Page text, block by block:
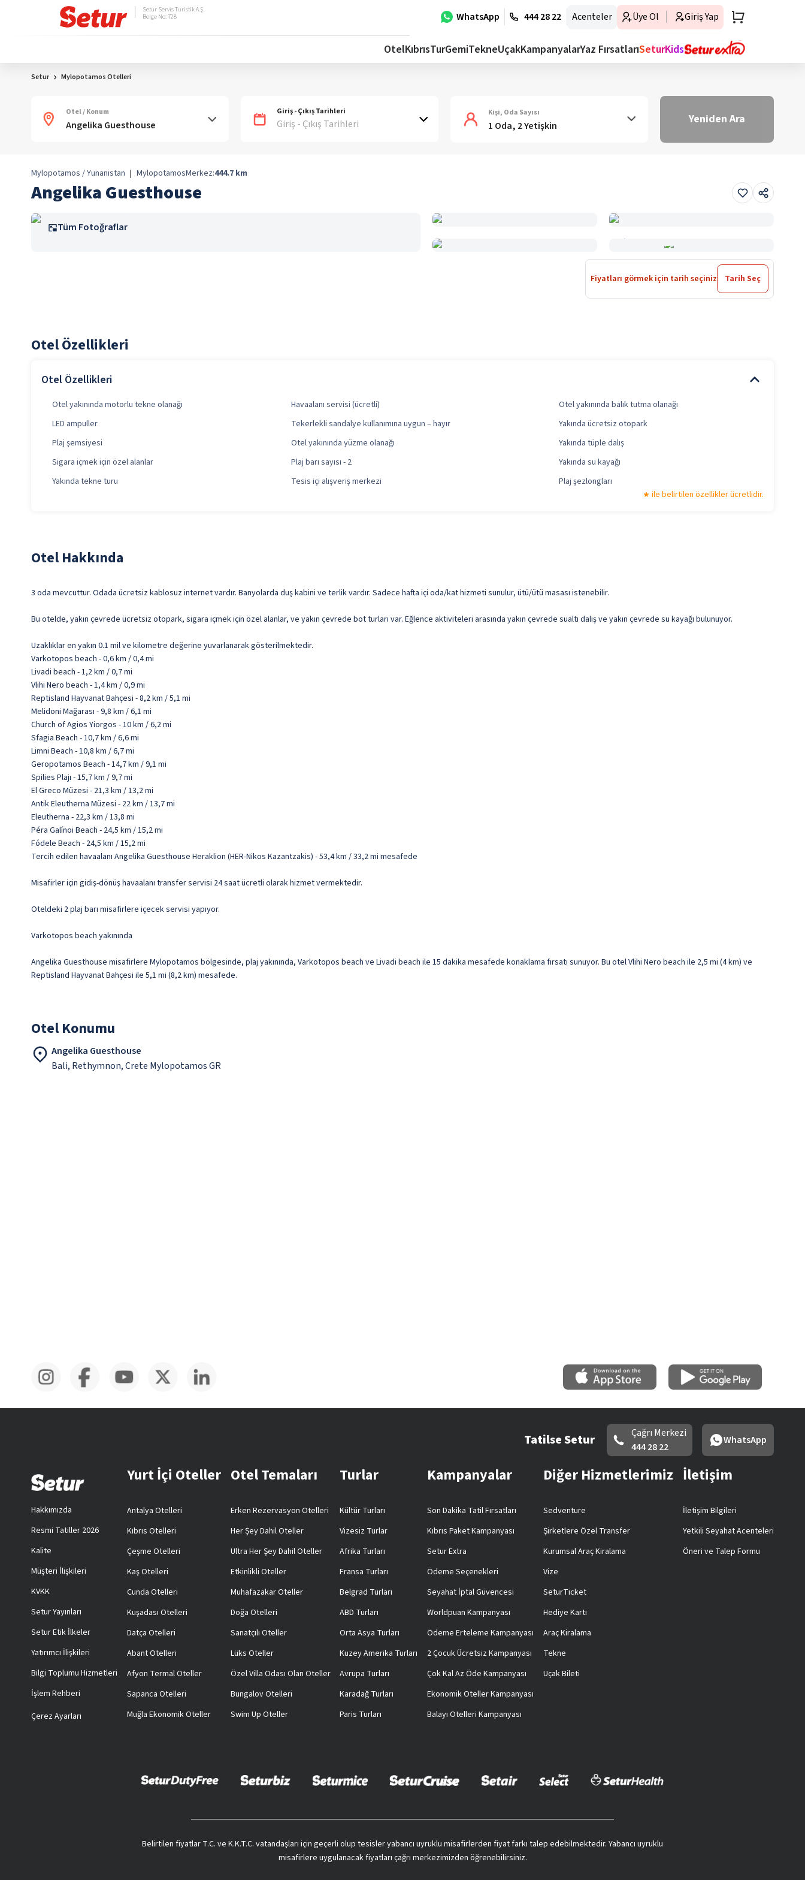
WhatsApp 444 28 22 Acenteler Üye Ol Giriş Yap
Setur Servis Turistik A.Ş.
Belge No: 728
OtelKıbrısTurGemiTekneUçakKampanyalarYaz FırsatlarıSeturKids
Setur Mylopotamos Otelleri
Otel / Konum Giriş - Çıkış Tarihleri
Giriş - Çıkış Tarihleri
Kişi, Oda Sayısı
1 Oda, 2 Yetişkin Yeniden Ara
Mylopotamos / Yunanistan | MylopotamosMerkez:444.7 km
Angelika Guesthouse
Tüm Fotoğraflar
Fiyatları görmek için tarih seçiniz Tarih Seç
Otel Özellikleri
Otel Özellikleri
Otel yakınında motorlu tekne olanağı Havaalanı servisi (ücretli)
Otel yakınında balık tutma olanağı
LED ampuller
Tekerlekli sandalye kullanımına uygun – hayır
Yakında ücretsiz otopark
Plaj şemsiyesi
Otel yakınında yüzme olanağı
Yakında tüple dalış
Sigara içmek için özel alanlar
Plaj barı sayısı - 2
Yakında su kayağı
Yakında tekne turu
Tesis içi alışveriş merkezi
Plaj şezlongları
ile belirtilen özellikler ücretlidir.
Otel Hakkında
3 oda mevcuttur. Odada ücretsiz kablosuz internet vardır. Banyolarda duş kabini ve terlik vardır. Sadece hafta içi oda/kat hizmeti sunulur, ütü/ütü masası istenebilir.
Bu otelde, yakın çevrede ücretsiz otopark, sigara içmek için özel alanlar, ve yakın çevrede bot turları var. Eğlence aktiviteleri arasında yakın çevrede sualtı dalış ve yakın çevrede su kayağı bulunuyor.
Uzaklıklar en yakın 0.1 mil ve kilometre değerine yuvarlanarak gösterilmektedir.
Varkotopos beach - 0,6 km / 0,4 mi
Livadi beach - 1,2 km / 0,7 mi
Vlihi Nero beach - 1,4 km / 0,9 mi
Reptisland Hayvanat Bahçesi - 8,2 km / 5,1 mi
Melidoni Mağarası - 9,8 km / 6,1 mi
Church of Agios Yiorgos - 10 km / 6,2 mi
Sfagia Beach - 10,7 km / 6,6 mi
Limni Beach - 10,8 km / 6,7 mi
Geropotamos Beach - 14,7 km / 9,1 mi
Spilies Plajı - 15,7 km / 9,7 mi
El Greco Müzesi - 21,3 km / 13,2 mi
Antik Eleutherna Müzesi - 22 km / 13,7 mi
Eleutherna - 22,3 km / 13,8 mi
Péra Galínoi Beach - 24,5 km / 15,2 mi
Fódele Beach - 24,5 km / 15,2 mi
Tercih edilen havaalanı Angelika Guesthouse Heraklion (HER-Nikos Kazantzakis) - 53,4 km / 33,2 mi mesafede
Misafirler için gidiş-dönüş havaalanı transfer servisi 24 saat ücretli olarak hizmet vermektedir.
Oteldeki 2 plaj barı misafirlere içecek servisi yapıyor.
Varkotopos beach yakınında
Angelika Guesthouse misafirlere Mylopotamos bölgesinde, plaj yakınında, Varkotopos beach ve Livadi beach ile 15 dakika mesafede konaklama fırsatı sunuyor. Bu otel Vlihi Nero beach ile 2,5 mi (4 km) ve
Reptisland Hayvanat Bahçesi ile 5,1 mi (8,2 km) mesafede.
Otel Konumu
Angelika Guesthouse
Bali, Rethymnon, Crete Mylopotamos GR
Tatilse Setur
Çağrı Merkezi
444 28 22
WhatsApp
Hakkımızda
Resmi Tatiller 2026
Kalite
Müşteri İlişkileri
KVKK
Setur Yayınları
Setur Etik İlkeler
Yatırımcı İlişkileri
Bilgi Toplumu Hizmetleri
İşlem Rehberi
Çerez Ayarları
Yurt İçi Oteller
Antalya Otelleri
Kıbrıs Otelleri
Çeşme Otelleri
Kaş Otelleri
Cunda Otelleri
Kuşadası Otelleri
Datça Otelleri
Abant Otelleri
Afyon Termal Oteller
Sapanca Otelleri
Muğla Ekonomik Oteller
Otel Temaları
Erken Rezervasyon Otelleri
Her Şey Dahil Oteller
Ultra Her Şey Dahil Oteller
Etkinlikli Oteller
Muhafazakar Oteller
Doğa Otelleri
Sanatçılı Oteller
Lüks Oteller
Özel Villa Odası Olan Oteller
Bungalov Otelleri
Swim Up Oteller
Turlar
Kültür Turları
Vizesiz Turlar
Afrika Turları
Fransa Turları
Belgrad Turları
ABD Turları
Orta Asya Turları
Kuzey Amerika Turları
Avrupa Turları
Karadağ Turları
Paris Turları
Kampanyalar
Son Dakika Tatil Fırsatları
Kıbrıs Paket Kampanyası
Setur Extra
Ödeme Seçenekleri
Seyahat İptal Güvencesi
Worldpuan Kampanyası
Ödeme Erteleme Kampanyası
2 Çocuk Ücretsiz Kampanyası
Çok Kal Az Öde Kampanyası
Ekonomik Oteller Kampanyası
Balayı Otelleri Kampanyası
Diğer Hizmetlerimiz
Sedventure
Şirketlere Özel Transfer
Kurumsal Araç Kiralama
Vize
SeturTicket
Hediye Kartı
Araç Kiralama
Tekne
Uçak Bileti
İletişim
İletişim Bilgileri
Yetkili Seyahat Acenteleri
Öneri ve Talep Formu
Belirtilen fiyatlar T.C. ve K.K.T.C. vatandaşları için geçerli olup tesisler yabancı uyruklu misafirlerden fiyat farkı talep edebilmektedir. Yabancı uyruklu
misafirlere uygulanacak fiyatları çağrı merkezimizden öğrenebilirsiniz.